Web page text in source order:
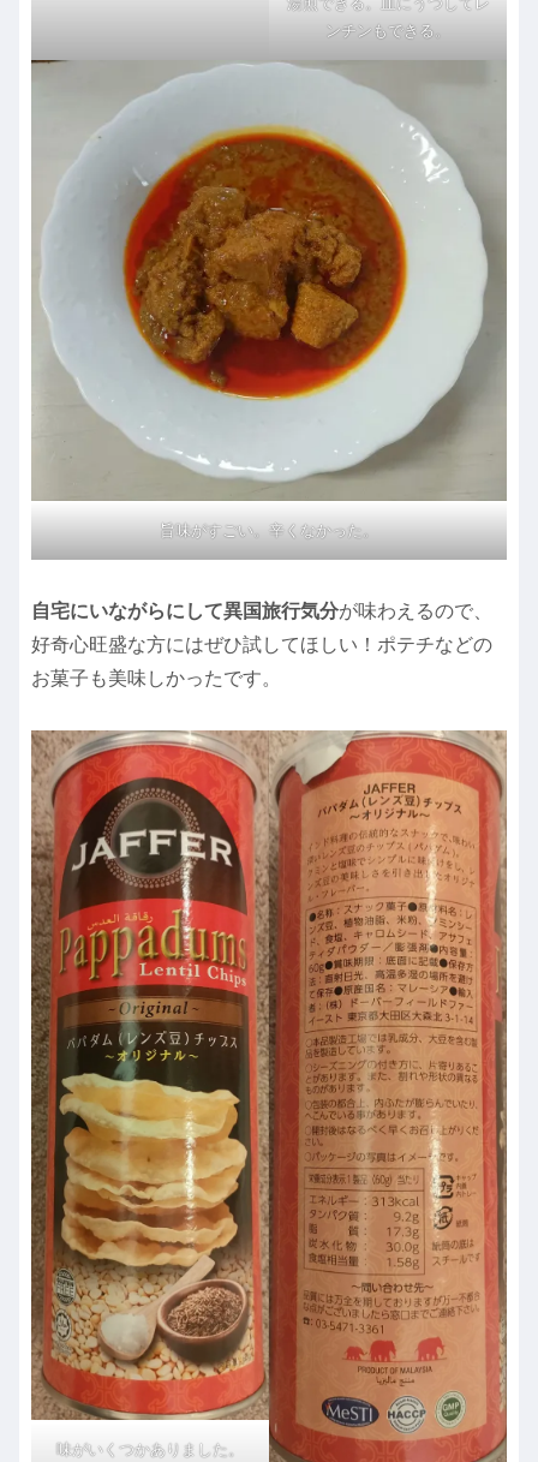
ンチンもできる。
旨味がすごい。辛くなかった。
自宅にいながらにして異国旅行気分が味わえるので、
好奇心旺盛な方にはぜひ試してほしい！ポテチなどの
お菓子も美味しかったです。
味がいくつかありました。